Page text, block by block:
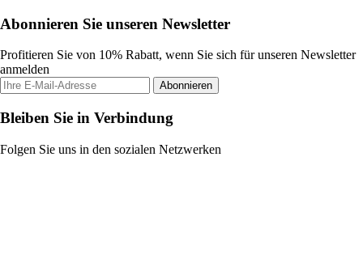
Abonnieren Sie unseren Newsletter
Profitieren Sie von 10% Rabatt, wenn Sie sich für unseren Newsletter
anmelden
Abonnieren
Bleiben Sie in Verbindung
Folgen Sie uns in den sozialen Netzwerken